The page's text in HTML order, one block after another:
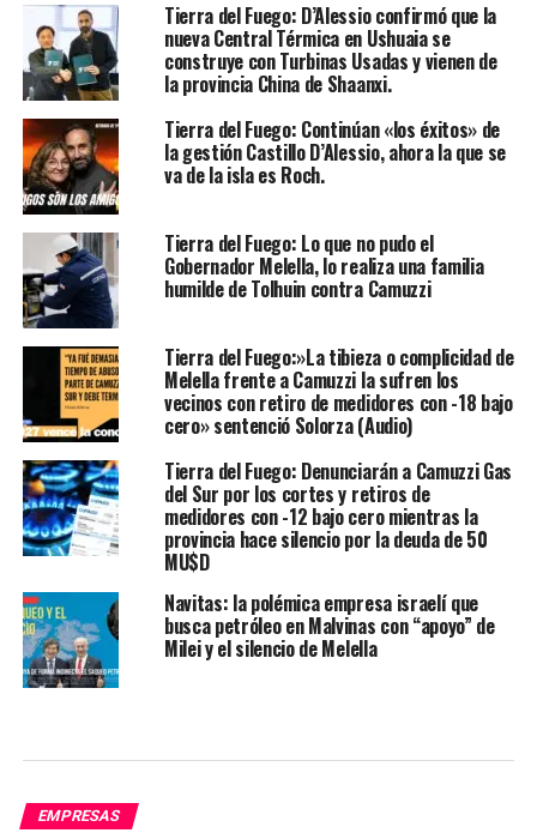
Tierra del Fuego: D’Alessio confirmó que la
nueva Central Térmica en Ushuaia se
construye con Turbinas Usadas y vienen de
la provincia China de Shaanxi.
Tierra del Fuego: Continúan «los éxitos» de
la gestión Castillo D’Alessio, ahora la que se
va de la isla es Roch.
Tierra del Fuego: Lo que no pudo el
Gobernador Melella, lo realiza una familia
humilde de Tolhuin contra Camuzzi
Tierra del Fuego:»La tibieza o complicidad de
Melella frente a Camuzzi la sufren los
vecinos con retiro de medidores con -18 bajo
cero» sentenció Solorza (Audio)
Tierra del Fuego: Denunciarán a Camuzzi Gas
del Sur por los cortes y retiros de
medidores con -12 bajo cero mientras la
provincia hace silencio por la deuda de 50
MU$D
Navitas: la polémica empresa israelí que
busca petróleo en Malvinas con “apoyo” de
Milei y el silencio de Melella
EMPRESAS